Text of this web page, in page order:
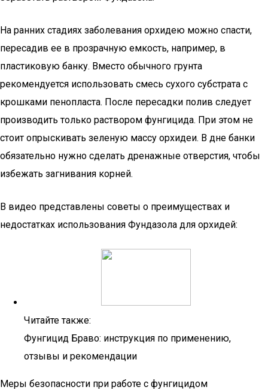
На ранних стадиях заболевания орхидею можно спасти,
пересадив ее в прозрачную емкость, например, в
пластиковую банку. Вместо обычного грунта
рекомендуется использовать смесь сухого субстрата с
крошками пенопласта. После пересадки полив следует
производить только раствором фунгицида. При этом не
стоит опрыскивать зеленую массу орхидеи. В дне банки
обязательно нужно сделать дренажные отверстия, чтобы
избежать загнивания корней.
В видео представлены советы о преимуществах и
недостатках использования Фундазола для орхидей:
Читайте также:
Фунгицид Браво: инструкция по применению,
отзывы и рекомендации
Меры безопасности при работе с фунгицидом